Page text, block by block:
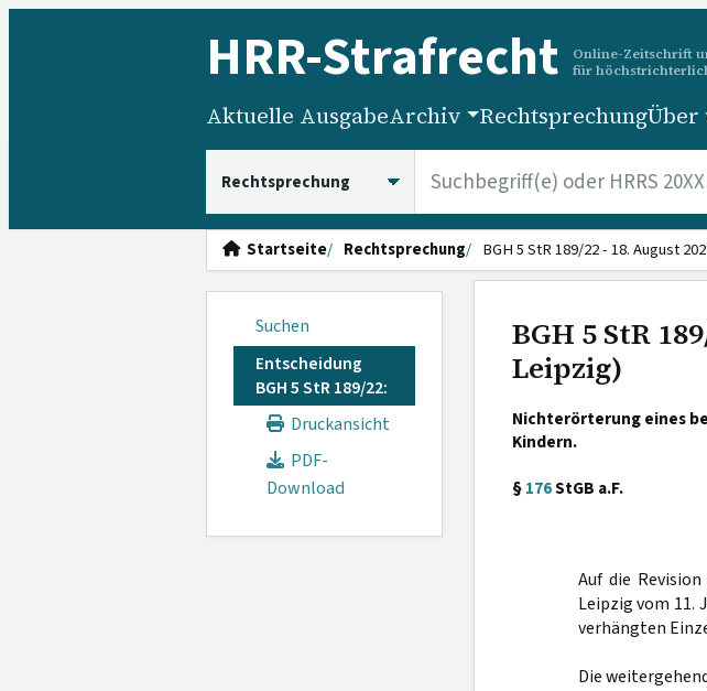
HRR-Strafrecht
Online-Zeitschrift
für
Aktuelle AusgabeArchiv RechtsprechungÜber
Startseite Rechtsprechung BGH 5 StR 189/22 - 18. August
Suchen
Entscheidung
BGH 5 StR 189/22:
Druckansicht
PDF-
Download
BGH 5 StR
Leipzig)
Nichterörterung eines
Kindern.
§176StGB a.F.
Auf die
Leipzig vom 11.
verhängten
Die